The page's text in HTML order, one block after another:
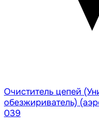
Очиститель цепей
обезжириватель)
039